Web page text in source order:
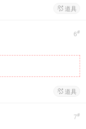
 道具
6#
 道具
7#